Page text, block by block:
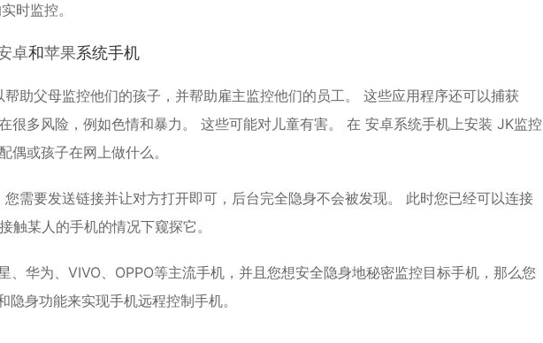
时监控。
卓和苹果系统手机
助父母监控他们的孩子，并帮助雇主监控他们的员工。 这些应用程序还可以捕获
很多风险，例如色情和暴力。 这些可能对儿童有害。 在 安卓系统手机上安装 JK监控
偶或孩子在网上做什么。
需要发送链接并让对方打开即可，后台完全隐身不会被发现。 此时您已经可以连接
触某人的手机的情况下窥探它。
、华为、VIVO、OPPO等主流手机，并且您想安全隐身地秘密监控目标手机，那么您
身功能来实现手机远程控制手机。